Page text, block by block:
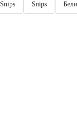
Snips